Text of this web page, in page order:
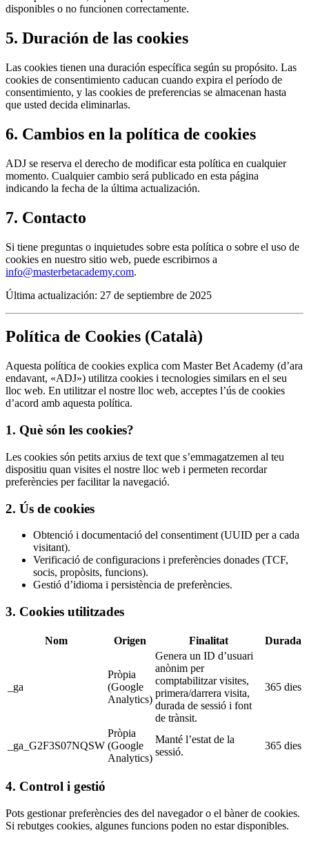
disponibles o no funcionen correctamente.
5. Duración de las cookies
Las cookies tienen una duración específica según su propósito. Las
cookies de consentimiento caducan cuando expira el período de
consentimiento, y las cookies de preferencias se almacenan hasta
que usted decida eliminarlas.
6. Cambios en la política de cookies
ADJ se reserva el derecho de modificar esta política en cualquier
momento. Cualquier cambio será publicado en esta página
indicando la fecha de la última actualización.
7. Contacto
Si tiene preguntas o inquietudes sobre esta política o sobre el uso de
cookies en nuestro sitio web, puede escribirnos a
info@masterbetacademy.com.
Última actualización: 27 de septiembre de 2025
Política de Cookies (Català)
Aquesta política de cookies explica com Master Bet Academy (d’ara
endavant, «ADJ») utilitza cookies i tecnologies similars en el seu
lloc web. En utilitzar el nostre lloc web, acceptes l’ús de cookies
d’acord amb aquesta política.
1. Què són les cookies?
Les cookies són petits arxius de text que s’emmagatzemen al teu
dispositiu quan visites el nostre lloc web i permeten recordar
preferències per facilitar la navegació.
2. Ús de cookies
Obtenció i documentació del consentiment (UUID per a cada
visitant).
Verificació de configuracions i preferències donades (TCF,
socis, propòsits, funcions).
Gestió d’idioma i persistència de preferències.
3. Cookies utilitzades
Nom Origen Finalitat Durada
_ga
Pròpia
(Google
Analytics)
Genera un ID d’usuari
anònim per
comptabilitzar visites,
primera/darrera visita,
durada de sessió i font
de trànsit.
365 dies
_ga_G2F3S07NQSW
Pròpia
(Google
Analytics)
Manté l’estat de la
sessió.
365 dies
4. Control i gestió
Pots gestionar preferències des del navegador o el bàner de cookies.
Si rebutges cookies, algunes funcions poden no estar disponibles.